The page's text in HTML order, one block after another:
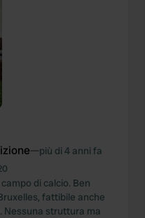
—più di 4 anni fa
di calcio. Ben
fattibile anche
Nessuna struttura ma